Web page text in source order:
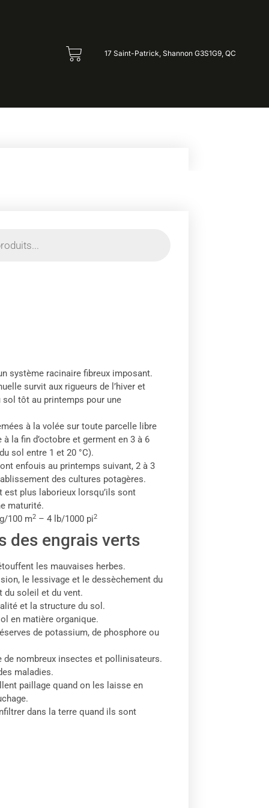
17 Saint-Patrick, Shannon G3S1G9, QC
système racinaire fibreux imposant.
survit aux rigueurs de l’hiver et
sol tôt au printemps pour une
à la volée sur toute parcelle libre
la fin d’octobre et germent en 3 à 6
sol entre 1 et 20 °C).
enfouis au printemps suivant, 2 à 3
des cultures potagères.
est plus laborieux lorsqu’ils sont
maturité.
100 m2 – 4 lb/1000 pi2
des engrais verts
les mauvaises herbes.
le lessivage et le dessèchement du
du soleil et du vent.
et la structure du sol.
en matière organique.
de potassium, de phosphore ou
nombreux insectes et pollinisateurs.
maladies.
paillage quand on les laisse en
dans la terre quand ils sont